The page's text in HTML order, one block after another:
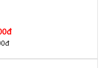
mat-khong-khi-taka-tk-
đ
đ